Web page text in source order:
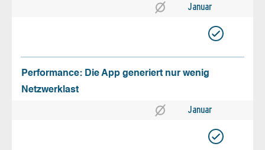
Januar
Performance: Die App generiert nur wenig
Netzwerklast
Januar